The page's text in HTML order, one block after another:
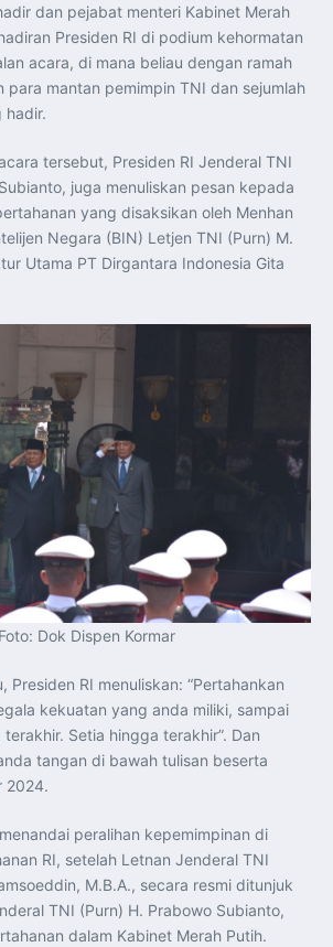
Dorong Kemitraan Ekonomi ASEAN–Korea
untuk Perkuat Ketahanan Kawasan
ASEAN–Kanada Perkuat Ketahanan Ekonomi,
dan Energi Kawasan
dan India Perkuat Ketahanan Kawasan lewat
Maritim, Ekonomi, dan Kesehatan
BI-Rate 5,75 Persen untuk Jaga
dan Akuntabilitas Program Makan Bergizi
Prabowo Resmi Lantik Sudaryono sebagai
Badan Gizi Nasional
Prabowo Lantik Sudaryono sebagai Kepala
Nasional
Prabowo Tekankan Integritas dan Loyalitas
Pedoman Utama Perwira TNI-Polri
Tegaskan Komitmen Pemerintah Bangun
T-50i Golden Eagle TNI AU Ikuti Latihan
dalam Pitch Black 2026 di Australia
dan pejabat menteri Kabinet Merah
Presiden RI di podium kehormatan
acara, di mana beliau dengan ramah
para mantan pemimpin TNI dan sejumlah
hadir.
tersebut, Presiden RI Jenderal TNI
juga menuliskan pesan kepada
yang disaksikan oleh Menhan
Negara (BIN) Letjen TNI (Purn) M.
Utama PT Dirgantara Indonesia Gita
Foto: Dok Dispen Kormar
Presiden RI menuliskan: “Pertahankan
kekuatan yang anda miliki, sampai
Setia hingga terakhir”. Dan
tangan di bawah tulisan beserta
2024.
peralihan kepemimpinan di
RI, setelah Letnan Jenderal TNI
M.B.A., secara resmi ditunjuk
TNI (Purn) H. Prabowo Subianto,
dalam Kabinet Merah Putih.